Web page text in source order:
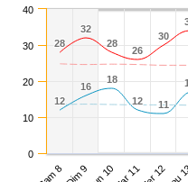
28
28
32
32
28
28
26
26
30
30
12
12
16
16
18
18
12
12 11
11
Dim 9
0
10
20
30
40